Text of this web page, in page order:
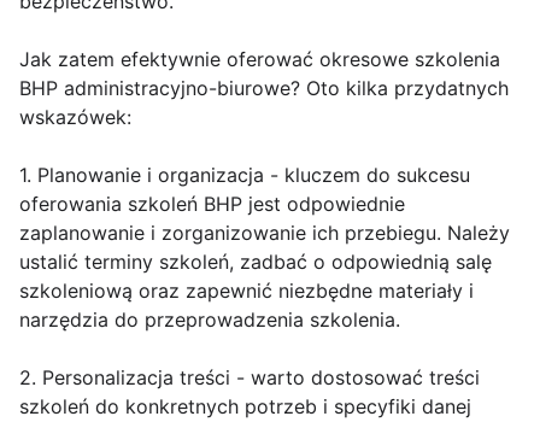
Jak zatem efektywnie oferować okresowe szkolenia
BHP administracyjno-biurowe? Oto kilka przydatnych
wskazówek:
1. Planowanie i organizacja - kluczem do sukcesu
oferowania szkoleń BHP jest odpowiednie
zaplanowanie i zorganizowanie ich przebiegu. Należy
ustalić terminy szkoleń, zadbać o odpowiednią salę
szkoleniową oraz zapewnić niezbędne materiały i
narzędzia do przeprowadzenia szkolenia.
2. Personalizacja treści - warto dostosować treści
szkoleń do konkretnych potrzeb i specyfiki danej